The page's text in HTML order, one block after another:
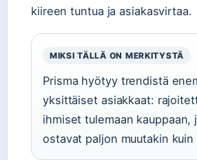
kiireen tuntua ja asiakasvirtaa.
MIKSI TÄLLÄ ON MERKITYSTÄ
Prisma hyötyy trendistä
yksittäiset asiakkaat:
ihmiset tulemaan kauppaan,
ostavat paljon muutakin kuin